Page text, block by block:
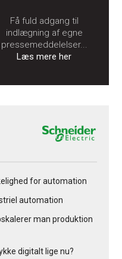
Få fuld adgang til
indlægning af egne
pressemeddelelser...
Læs mere her
for automation
automation
man produktion
digitalt lige nu?